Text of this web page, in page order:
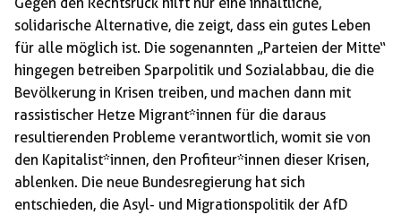
solidarische Alternative, die zeigt, dass ein gutes Leben
für alle möglich ist. Die sogenannten „Parteien der Mitte“
hingegen betreiben Sparpolitik und Sozialabbau, die die
Bevölkerung in Krisen treiben, und machen dann mit
rassistischer Hetze Migrant*innen für die daraus
resultierenden Probleme verantwortlich, womit sie von
den Kapitalist*innen, den Profiteur*innen dieser Krisen,
ablenken. Die neue Bundesregierung hat sich
entschieden, die Asyl- und Migrationspolitik der AfD